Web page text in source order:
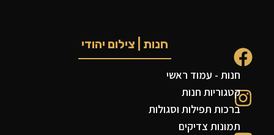
חנות | צילום יהודי
חנות - עמוד ראשי
קטגוריות חנות
ברכות תפילות וסגולות
תמונות צדיקים